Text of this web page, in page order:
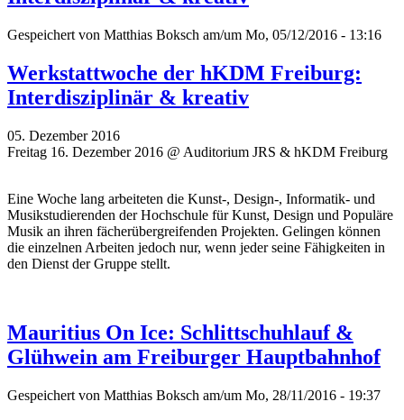
Gespeichert von Matthias Boksch am/um Mo, 05/12/2016 - 13:16
Werkstattwoche der hKDM Freiburg:
Interdisziplinär & kreativ
05. Dezember 2016
Freitag 16. Dezember 2016 @ Auditorium JRS & hKDM Freiburg
Eine Woche lang arbeiteten die Kunst-, Design-, Informatik- und
Musikstudierenden der Hochschule für Kunst, Design und Populäre
Musik an ihren fächerübergreifenden Projekten. Gelingen können
die einzelnen Arbeiten jedoch nur, wenn jeder seine Fähigkeiten in
den Dienst der Gruppe stellt.
Mauritius On Ice: Schlittschuhlauf &
Glühwein am Freiburger Hauptbahnhof
Gespeichert von Matthias Boksch am/um Mo, 28/11/2016 - 19:37